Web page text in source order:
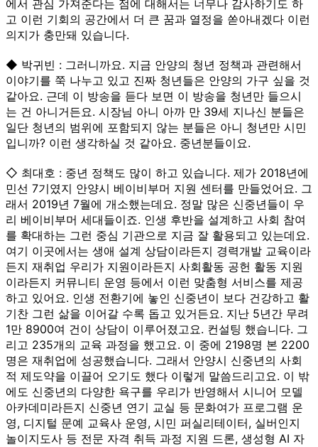
에서 관심 가져준다는 점에 대해서는 너무나 감사하기도 하
고 이런 기회의 공간에서 더 큰 꿈과 열정을 쏟아내겠다 이런
의지가 충만돼 있습니다.
◆ 박귀빈 : 그러니까요. 지금 안양의 청년 정책과 관련해서
이야기를 쭉 나누고 있고 진짜 청년들은 안양의 가구 싶을 것
같아요. 근데 이 방송을 듣다 보면 이 방송을 청년만 들으시
는 건 아니거든요. 시장님 아니 아까 만 39세 지나신 분들은
일단 청년의 범위에 포함되지 않는 분들은 아니 청년만 시민
입니까? 이런 생각하실 것 같아요. 중년분들이요.
◇ 최대호 : 중년 정책도 많이 하고 있습니다. 제가 2018년에
민선 7기였지 안양시 베이비부머 지원 센터를 만들었어요. 그
래서 2019년 7월에 개소했는데요. 정말 많은 신중년들이 우
리 베이비부머 세대들이죠. 인생 후반을 설계하고 사회 참여
를 확대하는 그런 중심 기관으로 지금 잘 활용되고 있는데요.
여기 이곳에서는 생애 설계 상담이라든지 경력개발 교육이라
든지 재취업 우리가 지원이라든지 사회활동 공헌 활동 지원
이라든지 커뮤니티 운영 등에서 이런 맞춤형 서비스를 제공
하고 있어요. 인생 전환기에 놓인 신중년이 보다 건강하고 활
기찬 그런 삶을 이어갈 수록 돕고 있거든요. 지난 5년간 무려
1만 8900여 건이 상담이 이루어졌고요. 컨설팅 했습니다. 그
리고 235개의 교육 과정을 했고요. 이 중에 2198명 본 2200
명은 재취업에 성공했습니다. 그래서 안양시 신중년의 사회
적 제도약을 이끌어 오기도 했다 이렇게 말씀드리고요. 이 밖
에도 신중년의 다양한 욕구를 우리가 반영해서 시니어 모델
아카데미라든지 신중년 연기 교실 등 문화여가 프로그램 운
영, 디지털 문예 교육사 운영, 시민 퍼실리테이터, 실버인지
놀이지도사 등 전문 자격 취득 과정 지원 드론, 생성형 AI 자